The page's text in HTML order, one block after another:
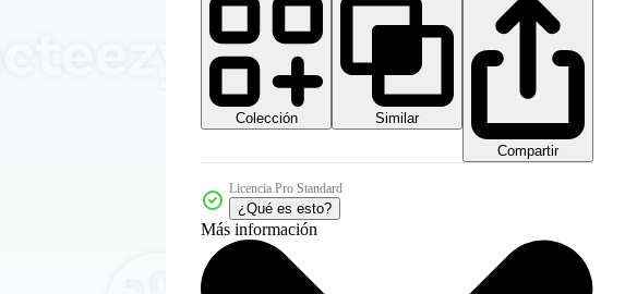
Colección
Similar
Compartir
Licencia Pro Standard
¿Qué es esto?
Más información